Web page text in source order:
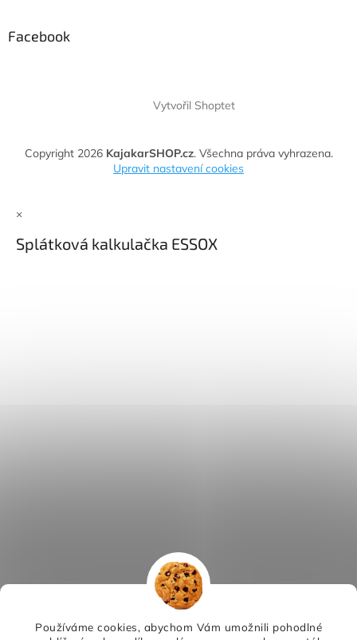
Používáme cookies, abychom Vám umožnili pohodlné
Facebook
Vytvořil Shoptet
Copyright 2026 KajakarSHOP.cz. Všechna práva vyhrazena.
Upravit nastavení cookies
×
Splátková kalkulačka ESSOX